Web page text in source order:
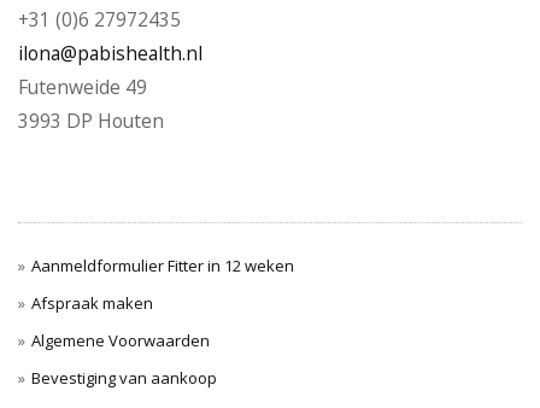
+31 (0)6 27972435
ilona@pabishealth.nl
Futenweide 49
3993 DP Houten
Aanmeldformulier Fitter in 12 weken
Afspraak maken
Algemene Voorwaarden
Bevestiging van aankoop